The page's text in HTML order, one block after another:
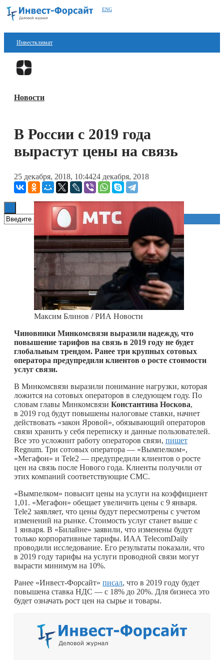
ENG
Инвестклимат
Финансы
Блокчейн
Книги
Новости
В России с 2019 года
вырастут цены на связь
25 декабря, 2018, 10:4424 декабря, 2018
Максим Блинов / РИА Новости
Чиновники Минкомсвязи выразили надежду, что
повышение тарифов на связь в 2019 году не будет
глобальным трендом. Ранее три крупных сотовых
оператора предупредили клиентов о росте стоимости
услуг связи.
В Минкомсвязи выразили понимание нагрузки, которая
ложится на сотовых операторов в следующем году. По
словам главы Минкомсвязи Константина Носкова,
в 2019 год будут повышены налоговые ставки, начнет
действовать «закон Яровой», обязывающий операторов
связи хранить у себя переписку и данные пользователей.
Все это усложнит работу операторов связи, пишет
Regnum. Три сотовых оператора — «Вымпелком»,
«Мегафон» и Tele2 — предупредили клиентов о росте
цен на связь после Нового года. Клиенты получили от
этих компаний соответствующие СМС.
«Вымпелком» повысит цены на услуги на коэффициент
1,01. «Мегафон» обещает увеличить цены с 9 января.
Tele2 заявляет, что цены будут пересмотрены с учетом
изменений на рынке. Стоимость услуг станет выше с
1 января. В «Билайне» заявили, что изменены будут
только корпоративные тарифы. ИАА TelecomDaily
проводили исследование. Его результаты показали, что
в 2019 году тарифы на услуги проводной связи могут
вырасти минимум на 10%.
Ранее «Инвест-Форсайт» писал, что в 2019 году будет
повышена ставка НДС — с 18% до 20%. Для бизнеса это
будет означать рост цен на сырье и товары.